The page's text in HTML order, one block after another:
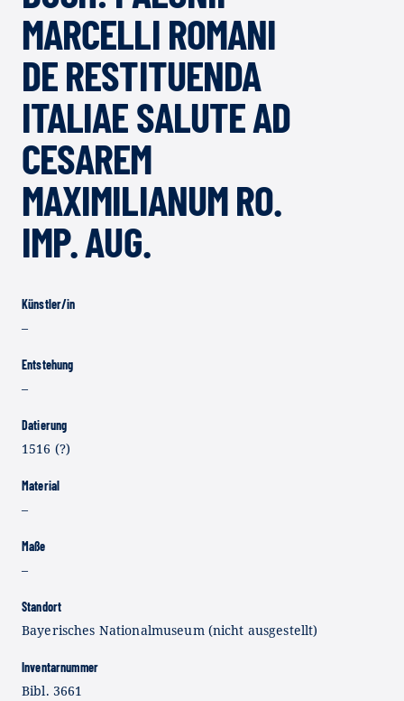
MARCELLI ROMANI
DE RESTITUENDA
ITALIAE SALUTE AD
CESAREM
MAXIMILIANUM RO.
IMP. AUG.
Künstler/in
–
Entstehung
–
Datierung
1516 (?)
Material
–
Maße
–
Standort
Bayerisches Nationalmuseum (nicht ausgestellt)
Inventarnummer
Bibl. 3661